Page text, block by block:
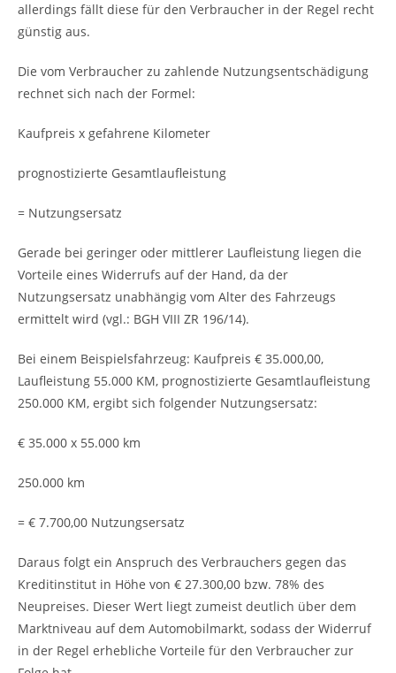
allerdings fällt diese für den Verbraucher in der Regel recht
günstig aus.
Die vom Verbraucher zu zahlende Nutzungsentschädigung
rechnet sich nach der Formel:
Kaufpreis x gefahrene Kilometer
prognostizierte Gesamtlaufleistung
= Nutzungsersatz
Gerade bei geringer oder mittlerer Laufleistung liegen die
Vorteile eines Widerrufs auf der Hand, da der
Nutzungsersatz unabhängig vom Alter des Fahrzeugs
ermittelt wird (vgl.: BGH VIII ZR 196/14).
Bei einem Beispielsfahrzeug: Kaufpreis € 35.000,00,
Laufleistung 55.000 KM, prognostizierte Gesamtlaufleistung
250.000 KM, ergibt sich folgender Nutzungsersatz:
€ 35.000 x 55.000 km
250.000 km
= € 7.700,00 Nutzungsersatz
Daraus folgt ein Anspruch des Verbrauchers gegen das
Kreditinstitut in Höhe von € 27.300,00 bzw. 78% des
Neupreises. Dieser Wert liegt zumeist deutlich über dem
Marktniveau auf dem Automobilmarkt, sodass der Widerruf
in der Regel erhebliche Vorteile für den Verbraucher zur